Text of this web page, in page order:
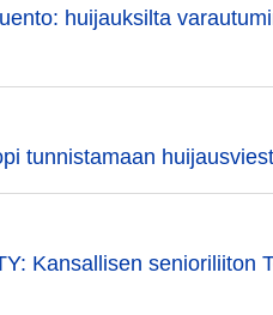
huijauksilta
tunnistamaan
Kansallisen senioriliiton